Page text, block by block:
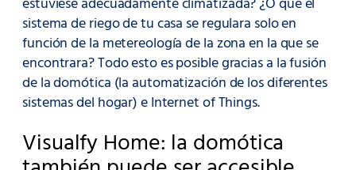
sistema de riego de tu casa se regulara solo en
función de la metereología de la zona en la que se
encontrara? Todo esto es posible gracias a la fusión
de la domótica (la automatización de los diferentes
sistemas del hogar) e Internet of Things.
Visualfy Home: la domótica